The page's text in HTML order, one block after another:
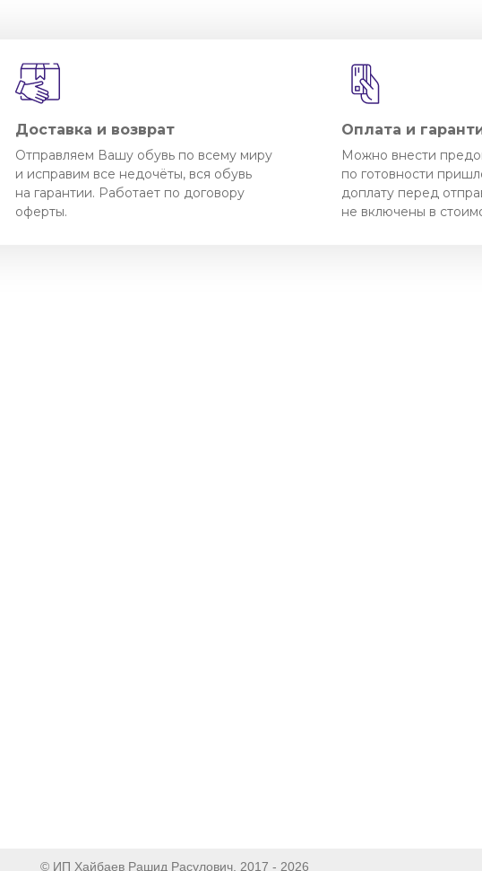
Доставка и возврат
Отправляем Вашу обувь по всему миру
и исправим все недочёты, вся обувь
на гарантии. Работает по договору
оферты.
Оплата и
Можно внести
по готовности
доплату перед
не включены в
© ИП Хайбаев Рашид Расулович, 2017 - 2026